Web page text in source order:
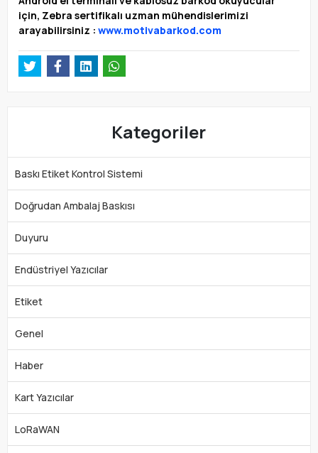
için, Zebra sertifikalı uzman mühendislerimizi
arayabilirsiniz : www.motivabarkod.com
Kategoriler
Baskı Etiket Kontrol Sistemi
Doğrudan Ambalaj Baskısı
Duyuru
Endüstriyel Yazıcılar
Etiket
Genel
Haber
Kart Yazıcılar
LoRaWAN